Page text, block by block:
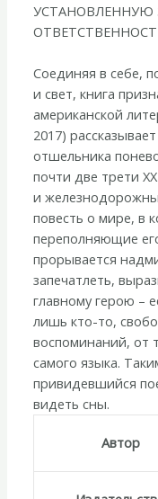
УСТАНОВЛЕННУЮ
Соединяя в себе,
и свет, книга
американской
2017)
отшельника
почти две трети
и
повесть о мире, в
переполняющие
прорывается
запечатлеть,
главному герою –
лишь кто-то,
воспоминаний, от
самого языка.
привидевшийся
видеть сны.
Автор